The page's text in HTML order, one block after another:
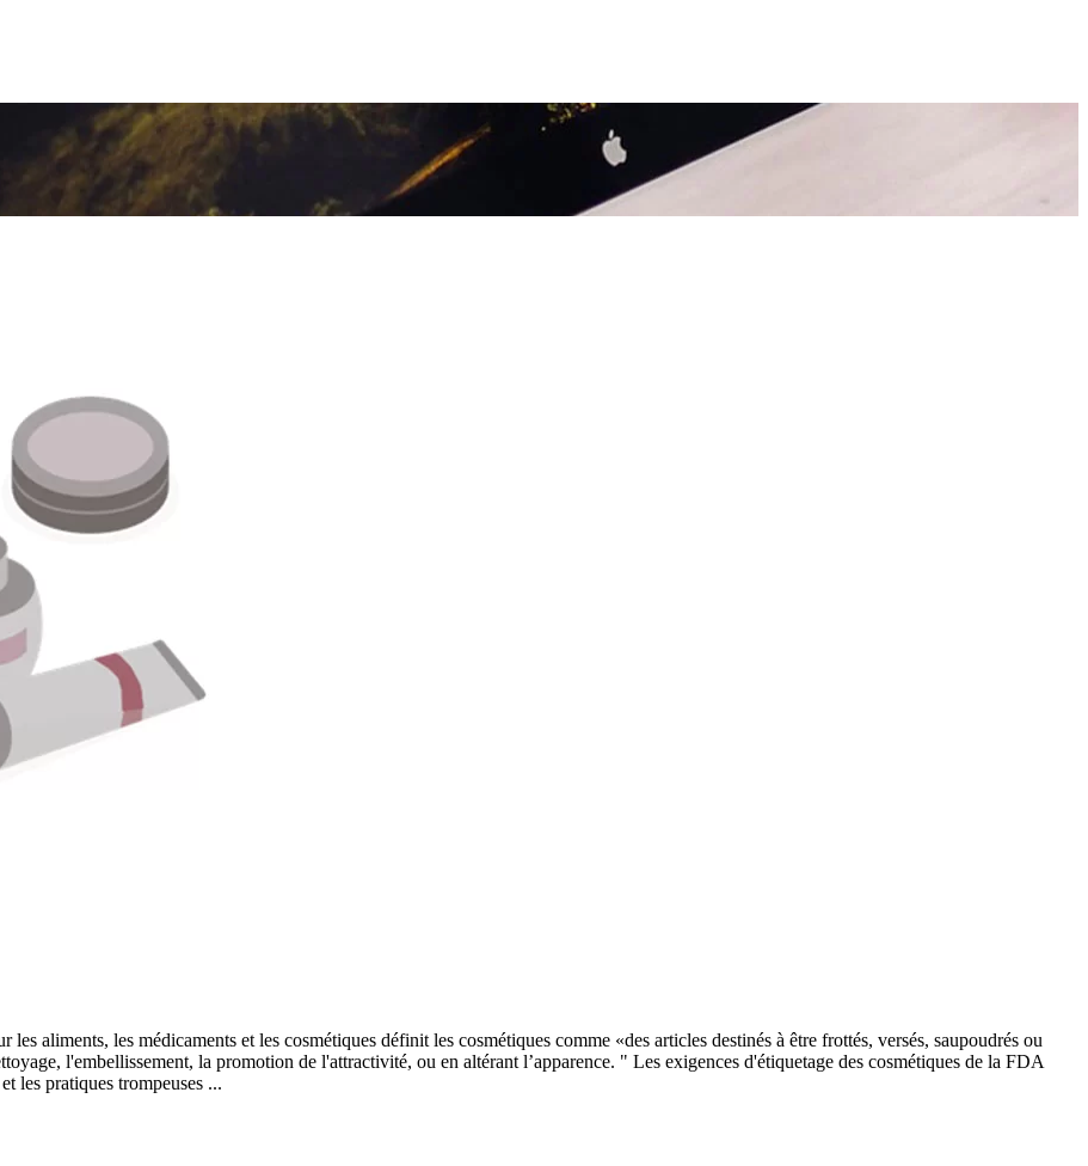
aliments, les médicaments et les cosmétiques définit les cosmétiques comme «des articles destinés à être frottés, versés, saupoudrés ou
l'embellissement, la promotion de l'attractivité, ou en altérant l’apparence. " Les exigences d'étiquetage des cosmétiques de la FDA
les pratiques trompeuses ...